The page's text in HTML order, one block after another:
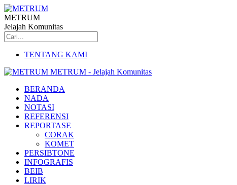
METRUM
Jelajah Komunitas
TENTANG KAMI
METRUM - Jelajah Komunitas
BERANDA
NADA
NOTASI
REFERENSI
REPORTASE
CORAK
KOMET
PERSIBTONE
INFOGRAFIS
BEIB
LIRIK